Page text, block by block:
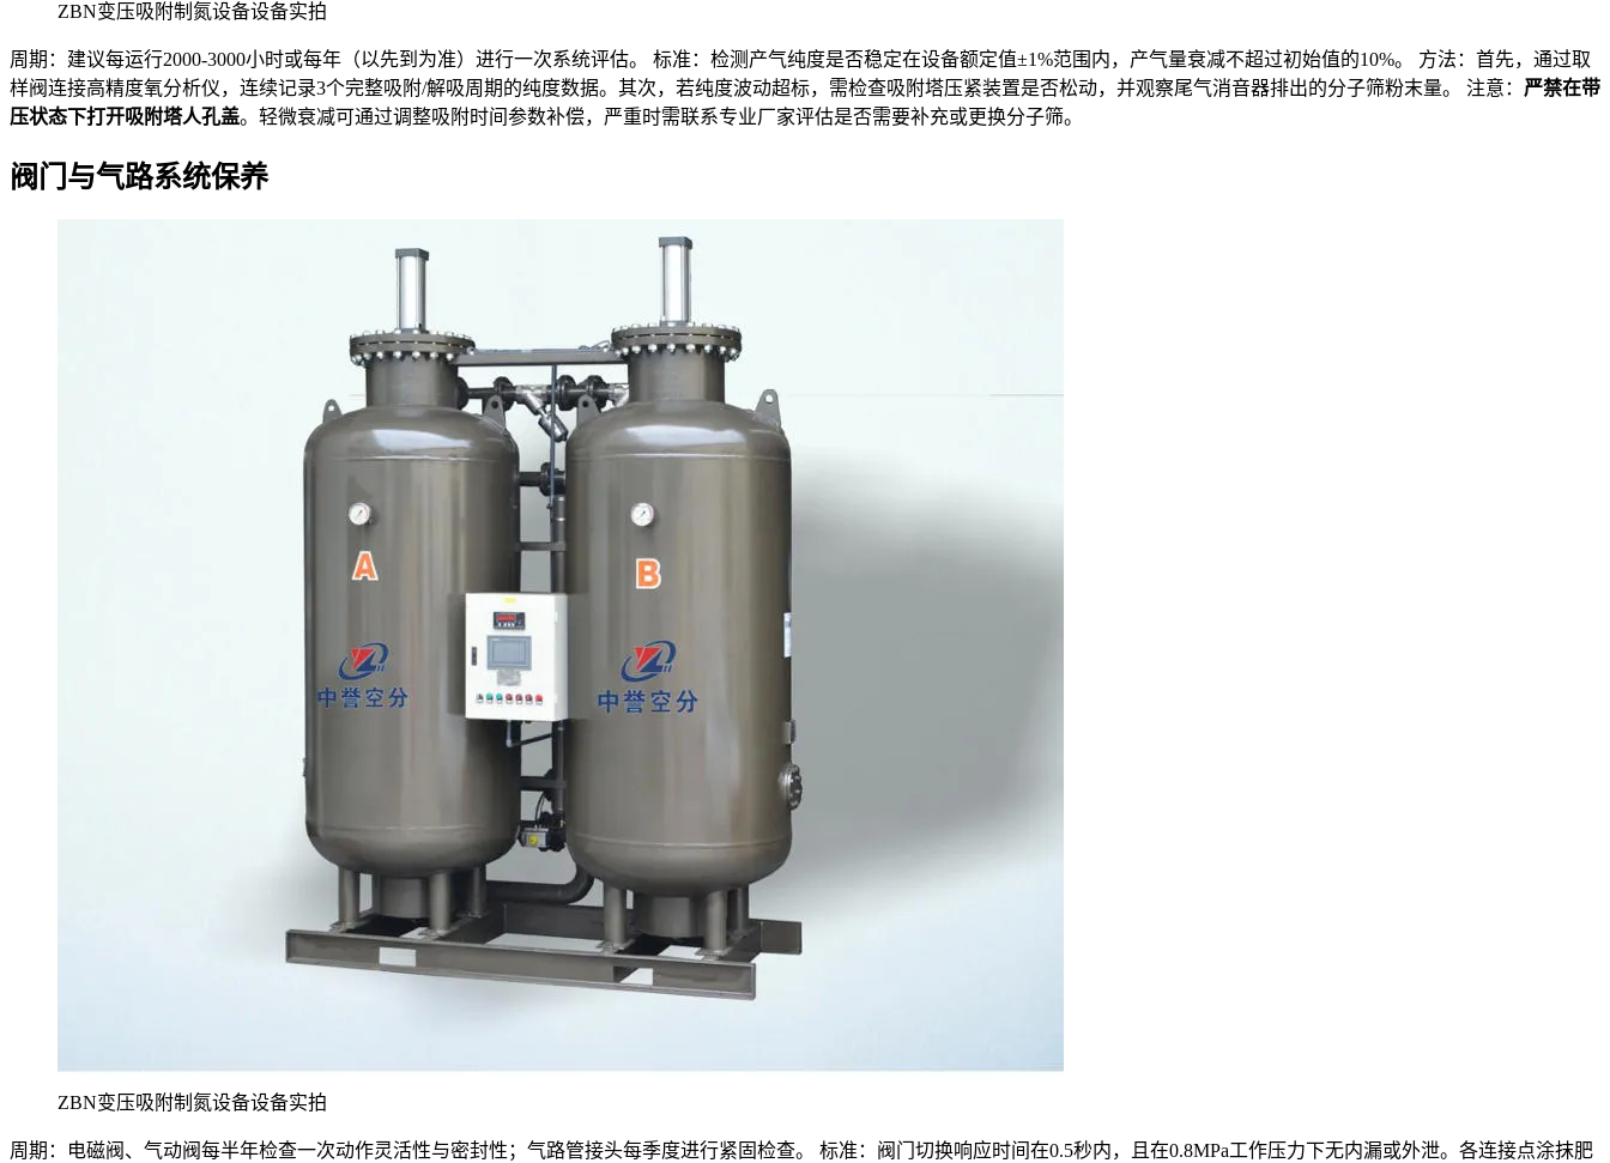
ZBN变压吸附制氮设备设备实拍
周期：建议每运行2000-3000小时或每年（以先到为准）进行一次系统评估。 标准：检测产气纯度是否稳定在设备额定值±1%范围内，产气量衰减不超过初始值的10%。 方法：首先，通过取
样阀连接高精度氧分析仪，连续记录3个完整吸附/解吸周期的纯度数据。其次，若纯度波动超标，需检查吸附塔压紧装置是否松动，并观察尾气消音器排出的分子筛粉末量。 注意： 严禁在带
压状态下打开吸附塔人孔盖。轻微衰减可通过调整吸附时间参数补偿，严重时需联系专业厂家评估是否需要补充或更换分子筛。
阀门与气路系统保养
ZBN变压吸附制氮设备设备实拍
周期：电磁阀、气动阀每半年检查一次动作灵活性与密封性；气路管接头每季度进行紧固检查。 标准：阀门切换响应时间在0.5秒内，且在0.8MPa工作压力下无内漏或外泄。各连接点涂抹肥